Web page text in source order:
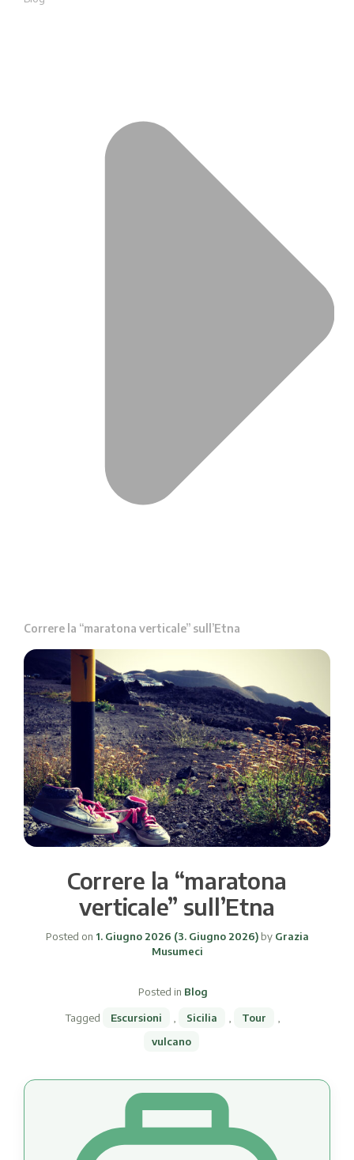
Correre la “maratona verticale” sull’Etna
Correre la “maratona
verticale” sull’Etna
Posted on 1. Giugno 2026 (3. Giugno 2026) byGrazia
Musumeci
Posted in Blog
Tagged Escursioni Sicilia Tour
vulcano